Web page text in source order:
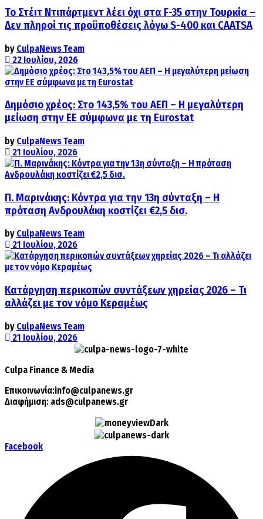
Το Στέιτ Ντιπάρτμεντ λέει όχι στα F-35 στην Τουρκία –
Δεν πληροί τις προϋποθέσεις λόγω S-400 και CAATSA
by CulpaNews Team
22 Ιουλίου, 2026
Δημόσιο χρέος: Στο 143,5% του ΑΕΠ – Η μεγαλύτερη
μείωση στην ΕΕ σύμφωνα με τη Eurostat
by CulpaNews Team
21 Ιουλίου, 2026
Π. Μαρινάκης: Κόντρα για την 13η σύνταξη – Η
πρόταση Ανδρουλάκη κοστίζει €2,5 δισ.
by CulpaNews Team
21 Ιουλίου, 2026
Κατάργηση περικοπών συντάξεων χηρείας 2026 – Τι
αλλάζει με τον νόμο Κεραμέως
by CulpaNews Team
21 Ιουλίου, 2026
Culpa Finance & Media
Επικοινωνία:info@culpanews.gr
Διαφήμιση: ads@culpanews.gr
Facebook